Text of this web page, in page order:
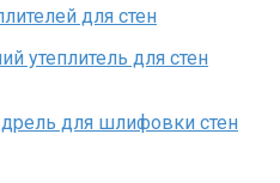
для стен
утеплитель для стен
дрель для шлифовки стен